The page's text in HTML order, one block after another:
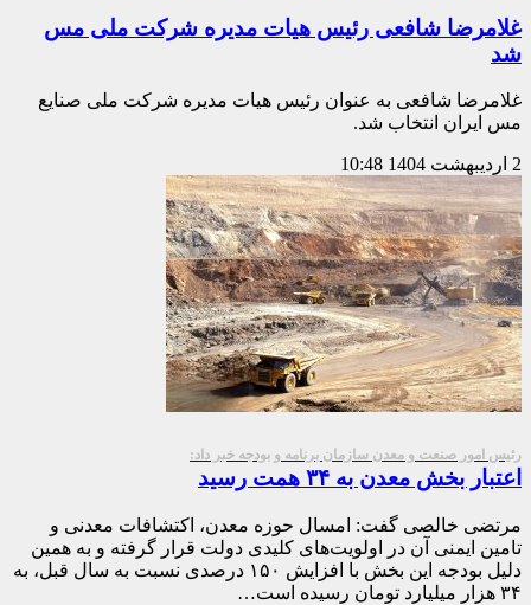
غلامرضا شافعی رئیس هیات مدیره شرکت ملی مس
شد
غلامرضا شافعی به عنوان رئیس هیات مدیره شرکت ملی صنایع
مس ایران انتخاب شد.
2 اردیبهشت 1404 10:48
رئیس امور صنعت و معدن سازمان برنامه و بودجه خبر داد:
اعتبار بخش معدن به ۳۴ همت رسید
مرتضی خالصی گفت: امسال حوزه معدن، اکتشافات معدنی و
تامین ایمنی آن در اولویت‌های کلیدی دولت قرار گرفته و به همین
دلیل بودجه این بخش با افزایش ۱۵۰ درصدی نسبت به سال قبل، به
۳۴ هزار میلیارد تومان رسیده است…